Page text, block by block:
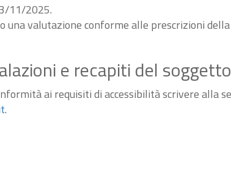
11/2025.
valutazione conforme alle prescrizioni
e recapiti del
ai requisiti di accessibilità scrivere alla
.